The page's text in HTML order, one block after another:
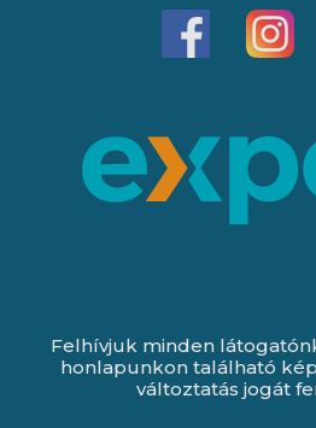
Felhívjuk minden
honlapunkon található
változtatás jogát